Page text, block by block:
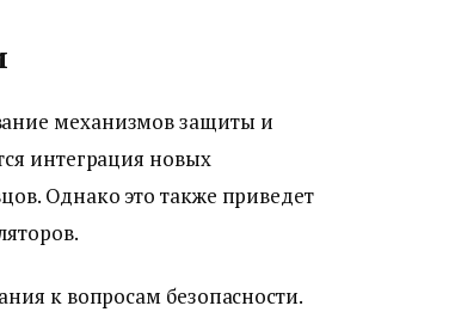
механизмов защиты и
интеграция новых
Однако это также приведет
к вопросам безопасности.